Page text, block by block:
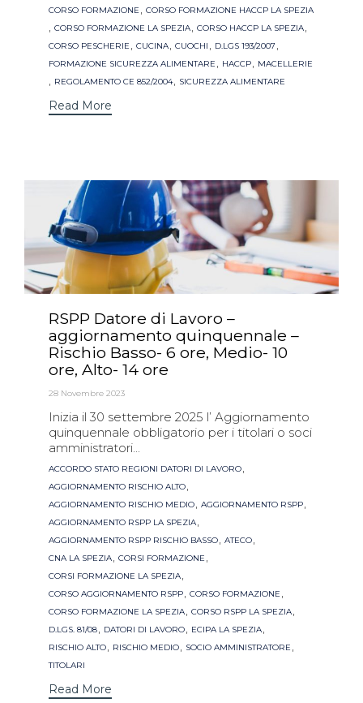
CORSO FORMAZIONE , CORSO FORMAZIONE HACCP LA SPEZIA
, CORSO FORMAZIONE LA SPEZIA, CORSO HACCP LA SPEZIA,
CORSO PESCHERIE , CUCINA, CUOCHI , D.LGS 193/2007 ,
FORMAZIONE SICUREZZA ALIMENTARE , HACCP, MACELLERIE
, REGOLAMENTO CE 852/2004, SICUREZZA ALIMENTARE
Read More
RSPP Datore di Lavoro –
aggiornamento quinquennale –
Rischio Basso- 6 ore, Medio- 10
ore, Alto- 14 ore
28 Novembre 2023
Inizia il 30 settembre 2025 l’ Aggiornamento
quinquennale obbligatorio per i titolari o soci
amministratori...
Tags
ACCORDO STATO REGIONI DATORI DI LAVORO,
AGGIORNAMENTO RISCHIO ALTO,
AGGIORNAMENTO RISCHIO MEDIO, AGGIORNAMENTO RSPP,
AGGIORNAMENTO RSPP LA SPEZIA,
AGGIORNAMENTO RSPP RISCHIO BASSO, ATECO,
CNA LA SPEZIA, CORSI FORMAZIONE ,
CORSI FORMAZIONE LA SPEZIA,
CORSO AGGIORNAMENTO RSPP, CORSO FORMAZIONE ,
CORSO FORMAZIONE LA SPEZIA, CORSO RSPP LA SPEZIA,
D.LGS. 81/08, DATORI DI LAVORO, ECIPA LA SPEZIA,
RISCHIO ALTO, RISCHIO MEDIO, SOCIO AMMINISTRATORE ,
TITOLARI
Read More